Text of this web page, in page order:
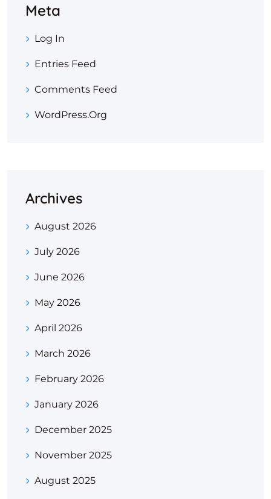
Meta
Log In
Entries Feed
Comments Feed
WordPress.org
Archives
August 2026
July 2026
June 2026
May 2026
April 2026
March 2026
February 2026
January 2026
December 2025
November 2025
August 2025